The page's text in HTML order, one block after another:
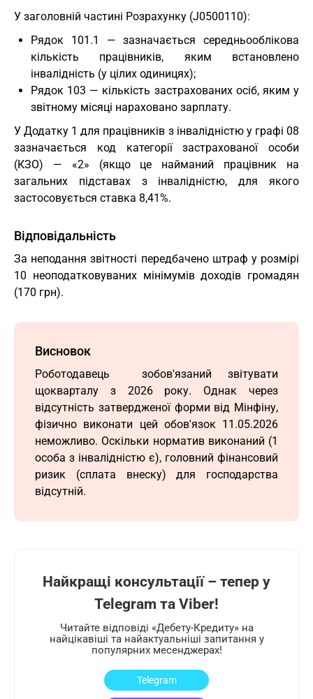
У заголовній частині Розрахунку (J0500110):
Рядок 101.1 — зазначається середньооблікова
кількість працівників, яким встановлено
інвалідність (у цілих одиницях);
Рядок 103 — кількість застрахованих осіб, яким у
звітному місяці нараховано зарплату.
У Додатку 1 для працівників з інвалідністю у графі 08
зазначається код категорії застрахованої особи
(КЗО) — «2» (якщо це найманий працівник на
загальних підставах з інвалідністю, для якого
застосовується ставка 8,41%.
Відповідальність
За неподання звітності передбачено штраф у розмірі
10 неоподатковуваних мінімумів доходів громадян
(170 грн).
Висновок
Роботодавець зобов'язаний звітувати
щокварталу з 2026 року. Однак через
відсутність затвердженої форми від Мінфіну,
фізично виконати цей обов'язок 11.05.2026
неможливо. Оскільки норматив виконаний (1
особа з інвалідністю є), головний фінансовий
ризик (сплата внеску) для господарства
відсутній.
Найкращі консультації – тепер у
Telegram та Viber!
Читайте відповіді «Дебету-Кредиту» на
найцікавіші та найактуальніші запитання у
популярних месенджерах!
Telegram